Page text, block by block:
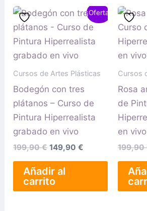
¡Oferta!
Cursos de Artes Plásticas
Bodegón con tres
plátanos – Curso de
Pintura Hiperrealista
grabado en vivo
199,90€
El
original
era:
199,90 €.
149,90€
El
precio
actual
es:
Añadir al
carrito
Cursos
Rosa
de
en vivo
199,90